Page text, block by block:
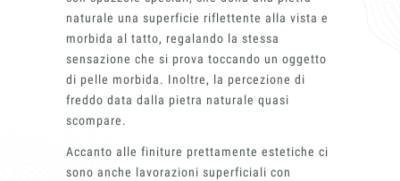
naturale una superficie riflettente alla vista e
morbida al tatto, regalando la stessa
sensazione che si prova toccando un oggetto
di pelle morbida. Inoltre, la percezione di
freddo data dalla pietra naturale quasi
scompare.
Accanto alle finiture prettamente estetiche ci
sono anche lavorazioni superficiali con
Telefono
Messaggio
Acconsento all'uso dei dati come da
indicazioni della